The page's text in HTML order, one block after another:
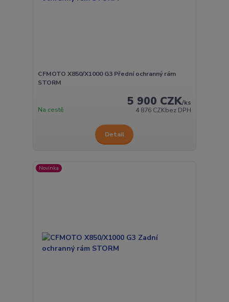
CFMOTO X850/X1000 G3 Přední ochranný rám
STORM
5 900 CZK/ks
4 876 CZKbez DPH
Na cestě
Detail
Novinka